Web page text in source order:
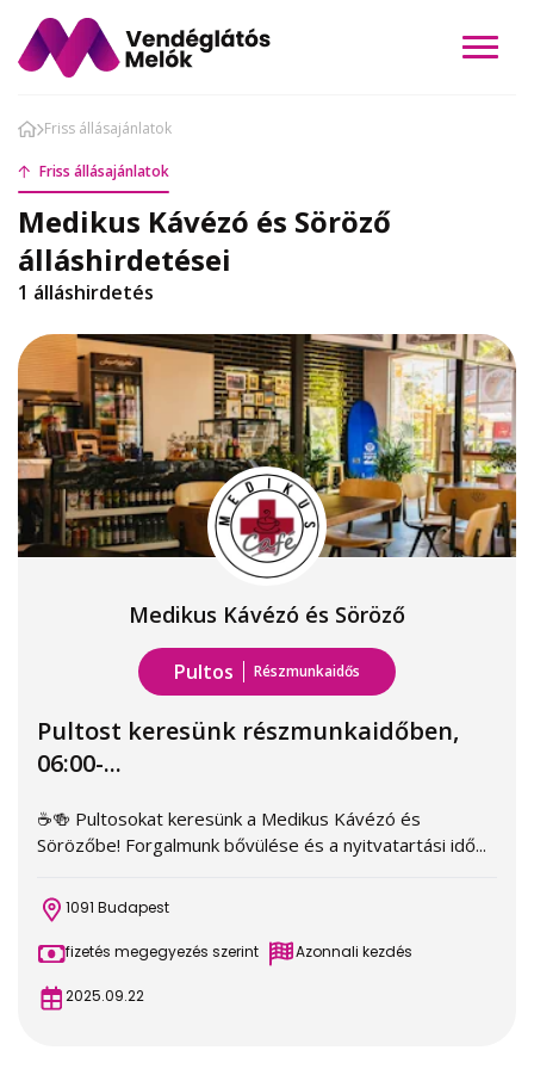
Friss állásajánlatok
Friss állásajánlatok
Medikus Kávézó és Söröző
álláshirdetései
1 álláshirdetés
Medikus Kávézó és Söröző
Pultos Részmunkaidős
Pultost keresünk részmunkaidőben,
06:00-...
☕🍻 Pultosokat keresünk a Medikus Kávézó és
Sörözőbe! Forgalmunk bővülése és a nyitvatartási idő...
1091 Budapest
fizetés megegyezés szerint Azonnali kezdés
2025.09.22